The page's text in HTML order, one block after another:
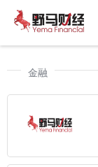
金融